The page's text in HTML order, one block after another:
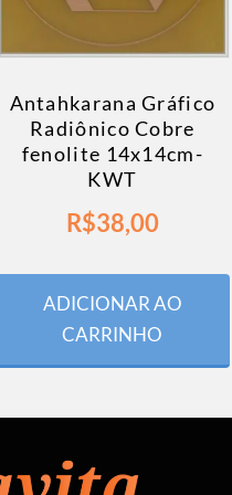
Antahkarana Gráfico
Radiônico Cobre
fenolite 14x14cm-
KWT
R$38,00
ADICIONAR AO
CARRINHO